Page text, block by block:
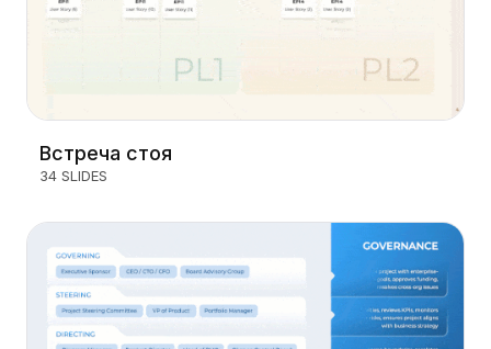
Встреча стоя
34 SLIDES